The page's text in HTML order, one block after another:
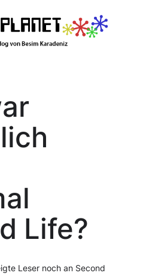
Life?
Leser noch an Second